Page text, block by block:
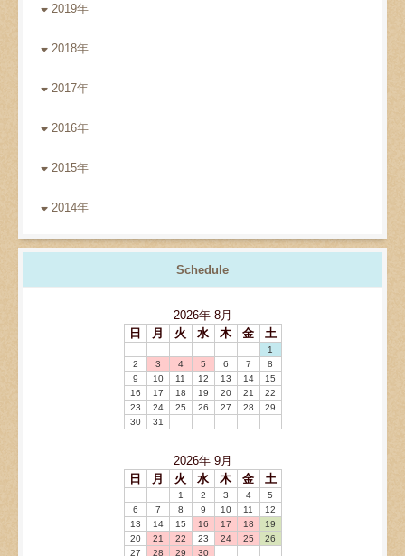
2019年
2018年
2017年
2016年
2015年
2014年
Schedule
2026年 8月
日
月 火 水 木 金 土
1
2
3 4 5 6 7
8
9
10 11 12 13 14
15
16
17 18 19 20 21
22
23
24 25 26 27 28
29
30
31
2026年 9月
日
月 火 水 木 金 土
1 2 3 4
5
6
7 8 9 10 11
12
13
14 15 16 17 18
19
20
21 22 23 24 25
26
27
28 29 30